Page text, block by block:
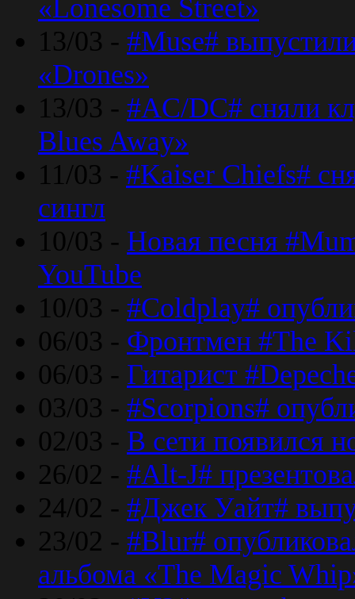
«Lonesome Street»
13/03 - #Muse#
«Drones»
13/03 - #AC/DC# сняли
Blues Away»
11/03 - #Kaiser Chiefs#
сингл
10/03 - Новая песня
YouTube
10/03 - #Coldplay#
06/03 - Фронтмен #The
06/03 - Гитарист
03/03 - #Scorpions#
02/03 - В сети появился
26/02 - #Alt-J#
24/02 - #Джек Уайт#
23/02 - #Blur#
альбома «The Magic